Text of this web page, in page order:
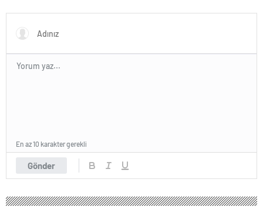
yapıyor
Gönder
En az 10 karakter gerekli